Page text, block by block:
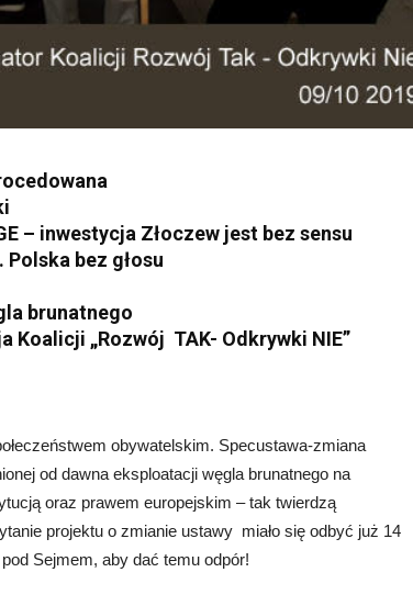
– inwestycja Złoczew jest bez sensu
bez głosu
brunatnego
Koalicji „Rozwój TAK- Odkrywki NIE”
obywatelskim. Specustawa-zmiana
od dawna eksploatacji węgla brunatnego na
oraz prawem europejskim – tak twierdzą
projektu o zmianie ustawy miało się odbyć już 14
Sejmem, aby dać temu odpór!